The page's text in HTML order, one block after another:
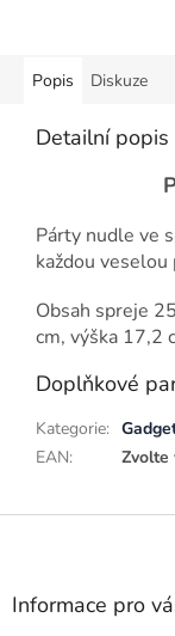
Popis Diskuze
Detailní
Párty nudle ve
každou
Obsah spreje
cm, výška 17,2
Doplňkové
Kategorie:
EAN: Zvolte
Z
Informace pro